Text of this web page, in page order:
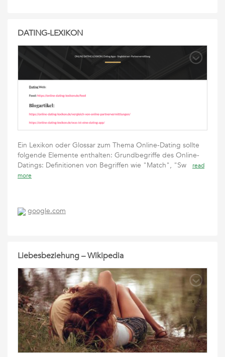
DATING-LEXIKON
Ein Lexikon oder Glossar zum Thema Online-Dating sollte
folgende Elemente enthalten: Grundbegriffe des Online-
Datings: Definitionen von Begriffen wie "Match", "Sw
read
more
google.com
Liebesbeziehung – Wikipedia